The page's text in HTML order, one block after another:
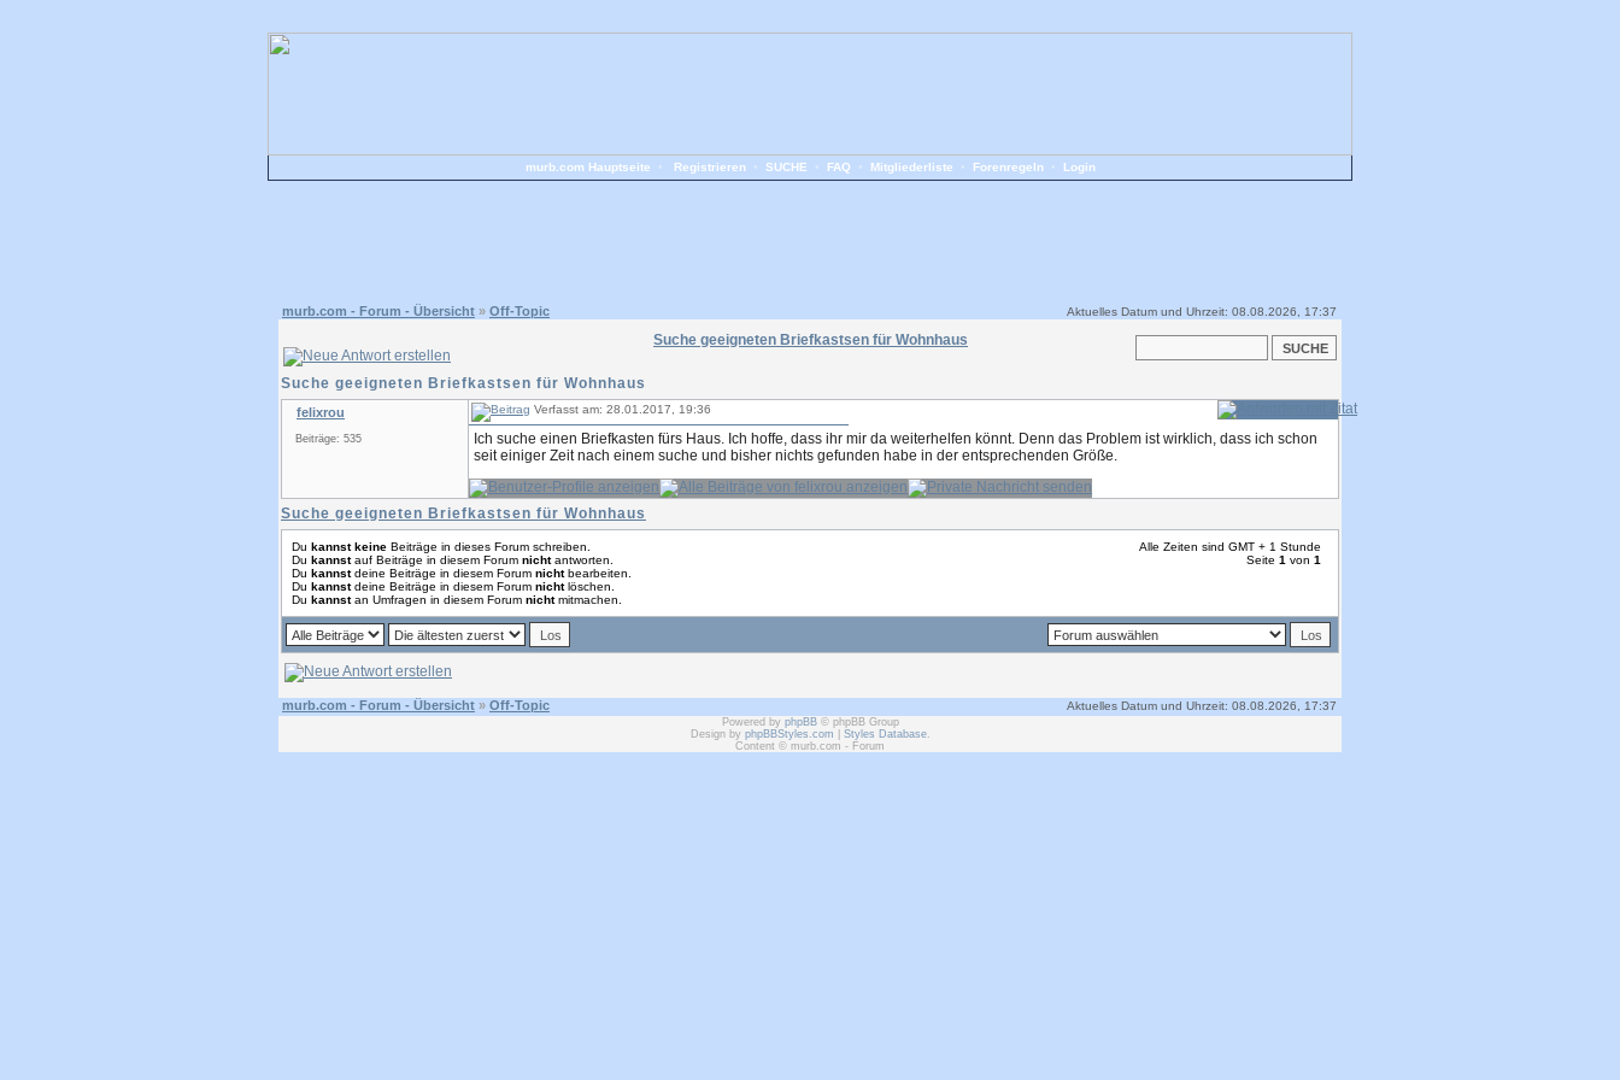
murb.com Hauptseite Registrieren• SUCHE FAQ Mitgliederliste Forenregeln• Login
murb.com - Forum - Übersicht » Off-Topic Aktuelles Datum und Uhrzeit: 08.08.2026, 17:37
Suche geeigneten Briefkastsen für Wohnhaus
Suche geeigneten Briefkastsen für Wohnhaus
felixrou
Beiträge: 535
Verfasst am: 28.01.2017, 19:36
Ich suche einen Briefkasten fürs Haus. Ich hoffe, dass ihr mir da weiterhelfen könnt. Denn das Problem ist wirklich, dass ich schon
seit einiger Zeit nach einem suche und bisher nichts gefunden habe in der entsprechenden Größe.
Suche geeigneten Briefkastsen für Wohnhaus
Du kannst keine Beiträge in dieses Forum schreiben.
Du kannstauf Beiträge in diesem Forum nichtantworten.
Du kannstdeine Beiträge in diesem Forum nichtbearbeiten.
Du kannstdeine Beiträge in diesem Forum nichtlöschen.
Du kannstan Umfragen in diesem Forum nichtmitmachen.
Alle Zeiten sind GMT + 1 Stunde
Seite 1 von 1
murb.com - Forum - Übersicht » Off-Topic Aktuelles Datum und Uhrzeit: 08.08.2026, 17:37
Powered by phpBB© phpBB Group
Design by phpBBStyles.com Styles Database.
Content © murb.com - Forum